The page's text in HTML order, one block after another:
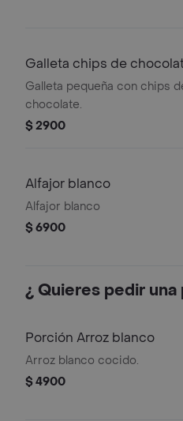
Galleta chips de
Galleta pequeña con chips
chocolate.
$ 2900
Alfajor blanco
Alfajor blanco
$ 6900
¿ Quieres pedir una
Porción Arroz blanco
Arroz blanco cocido.
$ 4900